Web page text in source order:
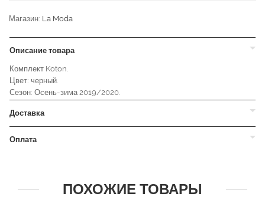
Магазин: La Moda
Описание товара
Комплект Koton.
Цвет: черный.
Сезон: Осень-зима 2019/2020.
Доставка
Оплата
ПОХОЖИЕ ТОВАРЫ